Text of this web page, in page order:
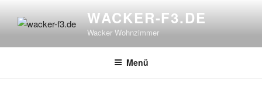
Inhalt
WACKER-F3.DE
Wacker Wohnzimmer
Menü